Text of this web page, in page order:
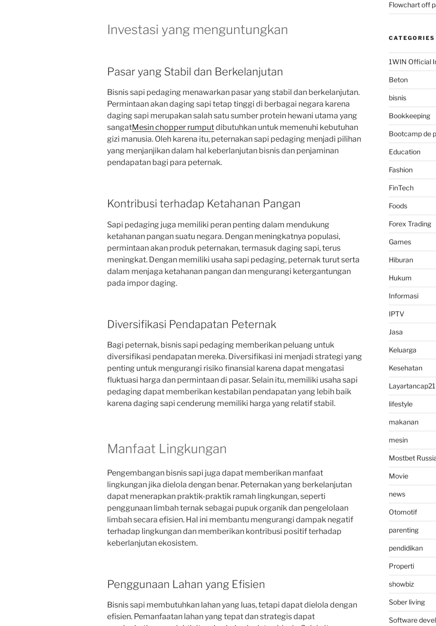
Investasi yang menguntungkan
Pasar yang Stabil dan Berkelanjutan
Bisnis sapi pedaging menawarkan pasar yang stabil dan berkelanjutan.
Permintaan akan daging sapi tetap tinggi di berbagai negara karena
daging sapi merupakan salah satu sumber protein hewani utama yang
sangatMesin chopper rumputdibutuhkan untuk memenuhi kebutuhan
gizi manusia. Oleh karena itu, peternakan sapi pedaging menjadi pilihan
yang menjanjikan dalam hal keberlanjutan bisnis dan penjaminan
pendapatan bagi para peternak.
Kontribusi terhadap Ketahanan Pangan
Sapi pedaging juga memiliki peran penting dalam mendukung
ketahanan pangan suatu negara. Dengan meningkatnya populasi,
permintaan akan produk peternakan, termasuk daging sapi, terus
meningkat. Dengan memiliki usaha sapi pedaging, peternak turut serta
dalam menjaga ketahanan pangan dan mengurangi ketergantungan
pada impor daging.
Diversifikasi Pendapatan Peternak
Bagi peternak, bisnis sapi pedaging memberikan peluang untuk
diversifikasi pendapatan mereka. Diversifikasi ini menjadi strategi yang
penting untuk mengurangi risiko finansial karena dapat mengatasi
fluktuasi harga dan permintaan di pasar. Selain itu, memiliki usaha sapi
pedaging dapat memberikan kestabilan pendapatan yang lebih baik
karena daging sapi cenderung memiliki harga yang relatif stabil.
Manfaat Lingkungan
Pengembangan bisnis sapi juga dapat memberikan manfaat
lingkungan jika dielola dengan benar. Peternakan yang berkelanjutan
dapat menerapkan praktik-praktik ramah lingkungan, seperti
penggunaan limbah ternak sebagai pupuk organik dan pengelolaan
limbah secara efisien. Hal ini membantu mengurangi dampak negatif
terhadap lingkungan dan memberikan kontribusi positif terhadap
keberlanjutan ekosistem.
Penggunaan Lahan yang Efisien
Bisnis sapi membutuhkan lahan yang luas, tetapi dapat dielola dengan
efisien. Pemanfaatan lahan yang tepat dan strategis dapat
Flowchart off
CATEGORIES
1WIN Official
Beton
bisnis
Bookkeeping
Bootcamp de
Education
Fashion
FinTech
Foods
Forex Trading
Games
Hiburan
Hukum
Informasi
IPTV
Jasa
Keluarga
Kesehatan
Layartancap21
lifestyle
makanan
mesin
Mostbet
Movie
news
Otomotif
parenting
pendidikan
Properti
showbiz
Sober living
Software